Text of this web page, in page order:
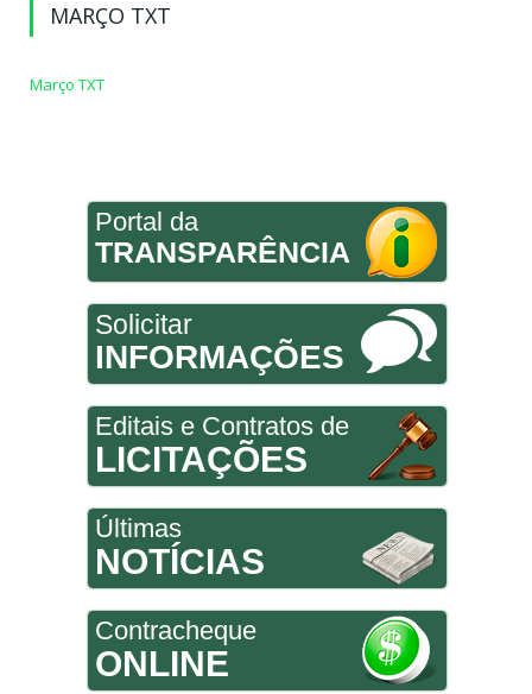
MARÇO TXT
Março TXT
Portal da
TRANSPARÊNCIA
Solicitar
INFORMAÇÕES
Editais e Contratos de
LICITAÇÕES
Últimas
NOTÍCIAS
Contracheque
ONLINE